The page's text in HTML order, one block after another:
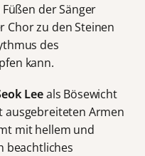
der Sänger
Chor zu den Steinen
des
kann.
Leeals Bösewicht
ausgebreiteten Armen
mit hellem und
beachtliches